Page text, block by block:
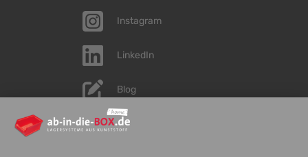
Instagram
LinkedIn
Blog
YouTube